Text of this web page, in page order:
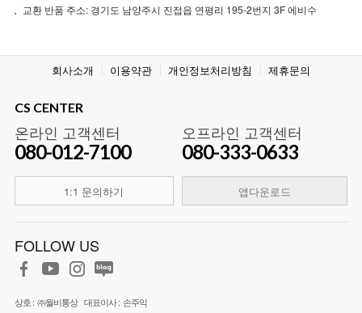
교환 반품 주소: 경기도 남양주시 진접읍 연평리 195-2번지 3F 에비수
회사소개 이용약관 개인정보처리방침 제휴문의
CS CENTER
온라인 고객센터
080-012-7100
1:1 문의하기
오프라인 고객센터
080-333-0633
앱다운로드
FOLLOW US
상호 : ㈜월비통상 대표이사 : 손주익